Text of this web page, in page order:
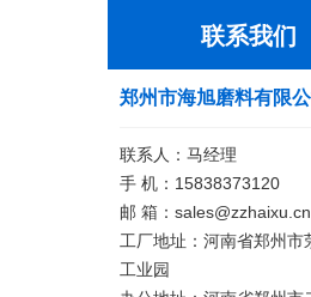
联系我们
郑州市海旭磨料有限公
联系人：马经理
手 机：15838373120
邮 箱：sales@zzhaixu.cn
工厂地址：河南省郑州市
工业园